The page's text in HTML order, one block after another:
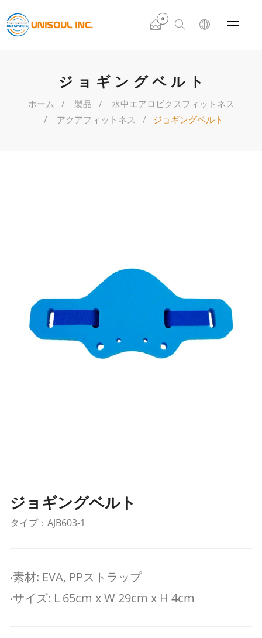
0
ジョギングベルト
ホーム 製品
水中エアロビクスフィットネス
アクアフィットネス
ジョギングベルト
ジョギングベルト
タイプ：AJB603-1
‧素材: EVA, PPストラップ
‧サイズ: L 65cm x W 29cm x H 4cm